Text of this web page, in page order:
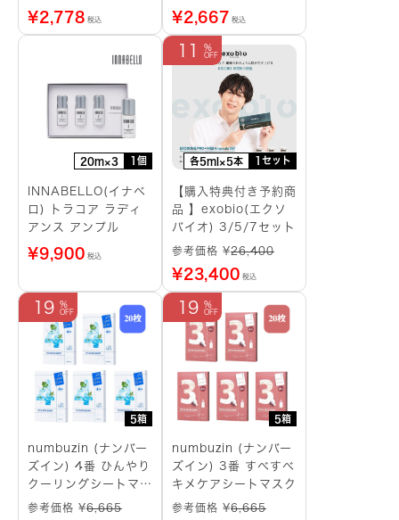
¥2,778 税込 ¥2,667 税込
20m×3 1個
INNABELLO(イナベ
ロ) トラコア ラディ
アンス アンプル
¥9,900 税込
各5ml×5本 1セット
11
【購入特典付き予約商
品 】exobio(エクソ
バイオ) 3/5/7セット
参考価格 ¥26,400
¥23,400 税込
5箱
19
numbuzin (ナンバー
ズイン) 4番 ひんやり
クーリングシートマス
ク
参考価格 ¥6,665
5箱
19
numbuzin (ナンバー
ズイン) 3番 すべすべ
キメケアシートマスク
参考価格 ¥6,665